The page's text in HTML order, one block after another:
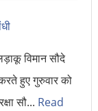
विमान सौदे
हुए गुरुवार को
सौ... Read